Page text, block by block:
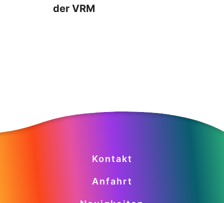
der VRM
Kontakt
Anfahrt